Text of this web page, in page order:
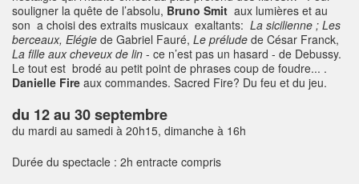
souligner la quête de l’absolu, Bruno Smit aux lumières et au
son a choisi des extraits musicaux exaltants: La sicilienne ; Les
berceaux, Elégie de Gabriel Fauré, Le prélude de César Franck,
La fille aux cheveux de lin - ce n’est pas un hasard - de Debussy.
Le tout est brodé au petit point de phrases coup de foudre... .
Danielle Fire aux commandes. Sacred Fire? Du feu et du jeu.
du 12 au 30 septembre
du mardi au samedi à 20h15, dimanche à 16h
Durée du spectacle : 2h entracte compris